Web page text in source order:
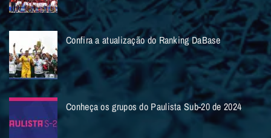
Confira a atualização do Ranking DaBase
Conheça os grupos do Paulista Sub-20 de 2024